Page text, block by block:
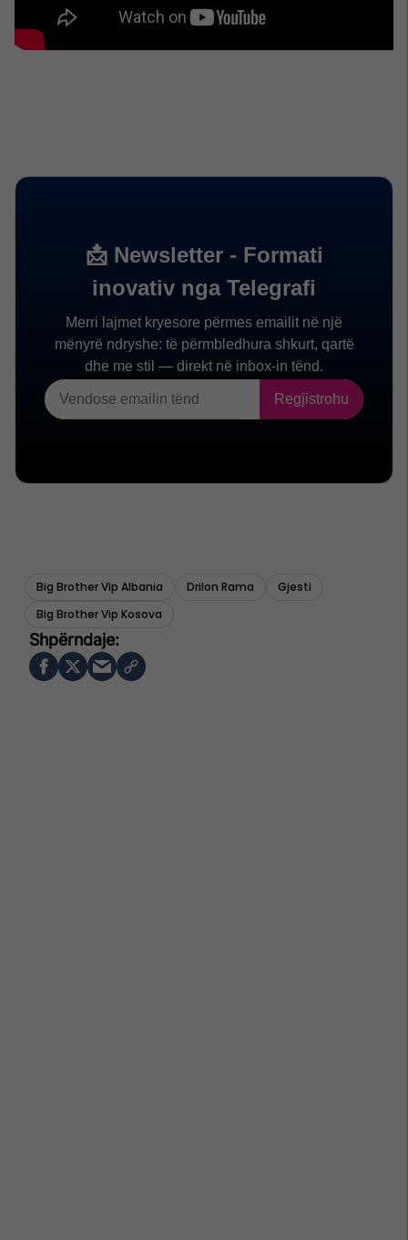
Big Brother Vip Albania Drilon Rama
Gjesti
Big Brother Vip Kosova